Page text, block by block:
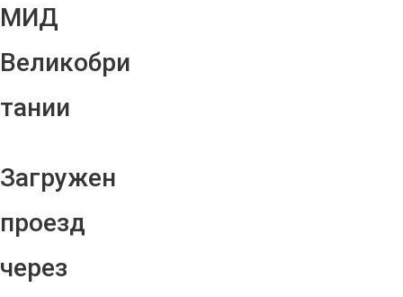
МИД
Великобри
тании
Загружен
проезд
через